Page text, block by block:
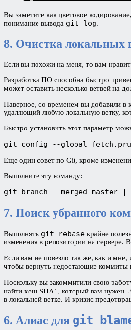
Вы заметите как цветовое
понимание вывода git log.
8. Очистка локальных
Если вы похожи на меня, то вам
Разработка ПО способна быстро
может оставить несколько ветвей на
Наверное, со временем вы добавили
удаляющий любую локальную ветку,
Быстро установить этот параметр
git config --global
Еще один совет по Git, кроме
Выполните эту команду:
git branch --merged master
7. Поиск убранного
Выполнять git rebase крайне
изменения в репозитории на сервере.
Если вам не повезло так же, как и
чтобы вернуть недостающие коммиты
Поскольку вы закоммитили свою
найти хеш SHA1, который вам нужен.
в локальной ветке. И кризис
6. Алиас для git